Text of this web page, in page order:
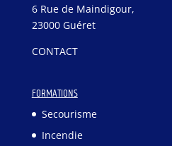
6 Rue de Maindigour,
23000 Guéret
CONTACT
FORMATIONS
Secourisme
Incendie